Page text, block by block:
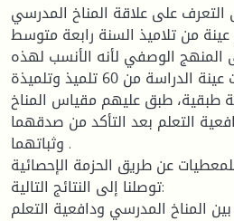
التعرف على علاقة المناخ المدرسي
عينة من تلاميذ السنة رابعة متوسط .
المنهج الوصفي لأنه الأنسب لهذه
الدراسة، كما تكونت عينة الدراسة من 60 تلميذ وتلميذة
طبقية، طبق عليهم مقياس المناخ
التعلم بعد التأكد من صدقهما
وثباتهما .
عن طريق الحزمة الإحصائية
توصلنا إلى النتائج التالية:
بين المناخ المدرسي ودافعية التعلم